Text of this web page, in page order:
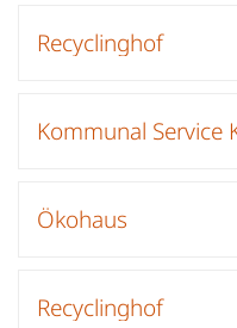
Recyclinghof
Kommunal Service
Ökohaus
Recyclinghof